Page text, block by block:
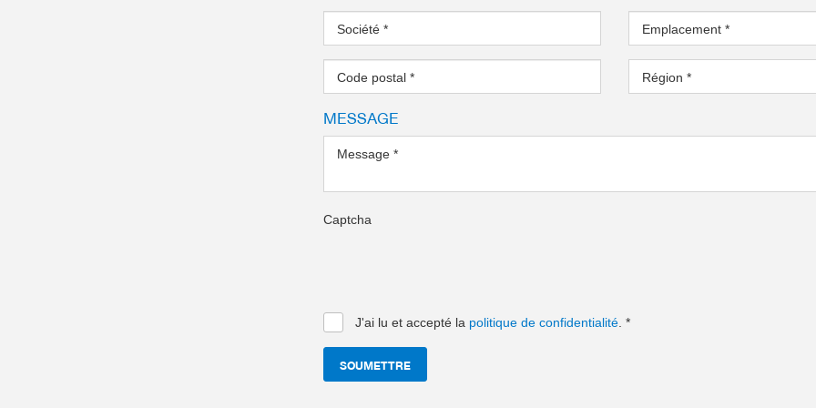
Société * Emplacement *
Code postal * Région *
MESSAGE
Message *
Captcha
J'ai lu et accepté la politique de confidentialité *
SOUMETTRE